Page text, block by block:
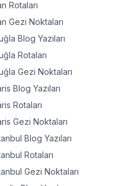
Rotaları
Gezi Noktaları
Blog Yazıları
Rotaları
Gezi Noktaları
Blog Yazıları
Rotaları
Gezi Noktaları
Blog Yazıları
Rotaları
Gezi Noktaları